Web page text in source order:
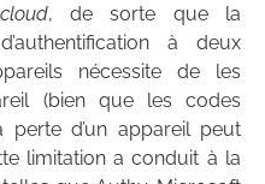
cloud, de sorte que la
à deux
nécessite de les
(bien que les codes
d’un appareil peut
limitation a conduit à la